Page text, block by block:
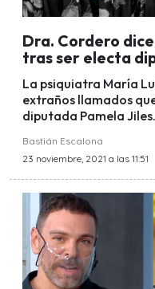
Dra. Cordero
tras ser electa
La psiquiatra María
extraños llamados
diputada Pamela Jiles.
Bastián Escalona
23 noviembre, 2021 a las 11:51